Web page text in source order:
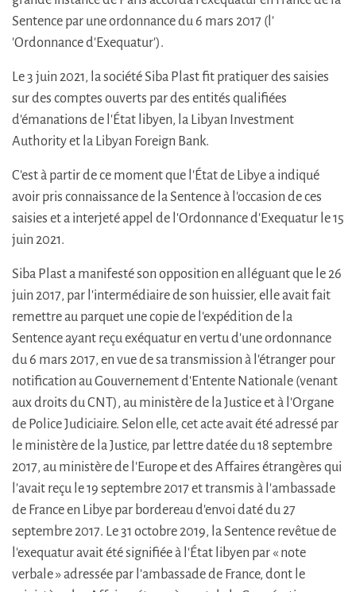
Sentence par une ordonnance du 6 mars 2017 (l'
'Ordonnance d'Exequatur').
Le 3 juin 2021, la société Siba Plast fit pratiquer des saisies
sur des comptes ouverts par des entités qualifiées
d'émanations de l'État libyen, la Libyan Investment
Authority et la Libyan Foreign Bank.
C'est à partir de ce moment que l'État de Libye a indiqué
avoir pris connaissance de la Sentence à l'occasion de ces
saisies et a interjeté appel de l'Ordonnance d'Exequatur le 15
juin 2021.
Siba Plast a manifesté son opposition en alléguant que le 26
juin 2017, par l'intermédiaire de son huissier, elle avait fait
remettre au parquet une copie de l'expédition de la
Sentence ayant reçu exéquatur en vertu d'une ordonnance
du 6 mars 2017, en vue de sa transmission à l'étranger pour
notification au Gouvernement d'Entente Nationale (venant
aux droits du CNT), au ministère de la Justice et à l'Organe
de Police Judiciaire. Selon elle, cet acte avait été adressé par
le ministère de la Justice, par lettre datée du 18 septembre
2017, au ministère de l'Europe et des Affaires étrangères qui
l'avait reçu le 19 septembre 2017 et transmis à l'ambassade
de France en Libye par bordereau d'envoi daté du 27
septembre 2017. Le 31 octobre 2019, la Sentence revêtue de
l'exequatur avait été signifiée à l'État libyen par « note
verbale » adressée par l'ambassade de France, dont le